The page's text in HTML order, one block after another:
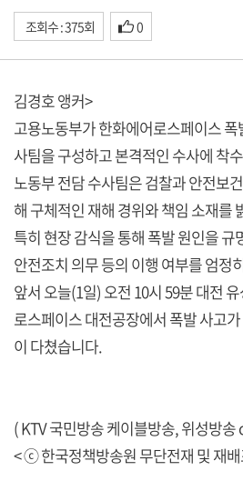
조회수 : 375회 0
김경호 앵커>
고용노동부가 한화에어로스페이스
사팀을 구성하고 본격적인 수사에 착
노동부 전담 수사팀은 검찰과 안전보
해 구체적인 재해 경위와 책임 소재를
특히 현장 감식을 통해 폭발 원인을
안전조치 의무 등의 이행 여부를 엄정
앞서 오늘(1일) 오전 10시 59분 대전
로스페이스 대전공장에서 폭발 사고
이 다쳤습니다.
( KTV 국민방송 케이블방송, 위성방송
< ⓒ 한국정책방송원 무단전재 및 재배